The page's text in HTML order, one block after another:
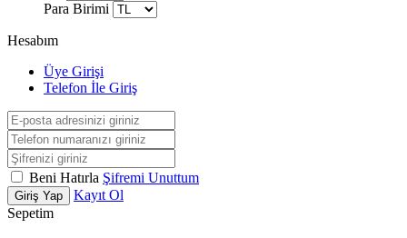
Para Birimi
Hesabım
Üye Girişi
Telefon İle Giriş
Beni Hatırla Şifremi Unuttum
Giriş Yap
Kayıt Ol
Sepetim